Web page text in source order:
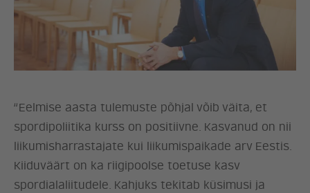
“Eelmise aasta tulemuste põhjal võib väita, et
spordipoliitika kurss on positiivne. Kasvanud on nii
liikumisharrastajate kui liikumispaikade arv Eestis.
Kiiduväärt on ka riigipoolse toetuse kasv
spordialaliitudele. Kahjuks tekitab küsimusi ja